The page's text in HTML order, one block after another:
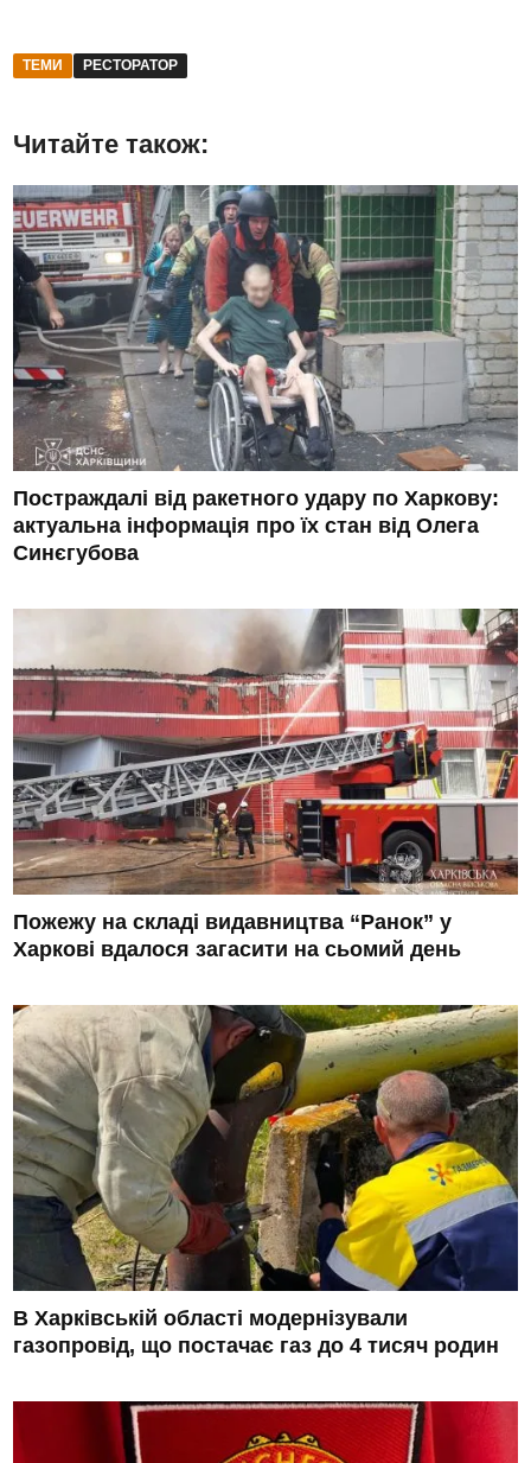
ТЕМИ РЕСТОРАТОР
Читайте також:
Постраждалі від ракетного удару по Харкову:
актуальна інформація про їх стан від Олега
Синєгубова
Пожежу на складі видавництва “Ранок” у
Харкові вдалося загасити на сьомий день
В Харківській області модернізували
газопровід, що постачає газ до 4 тисяч родин